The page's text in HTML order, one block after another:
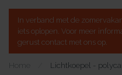
In verband met de
iets oplopen. Voor meer
gerust contact met ons op.
Home Lichtkoepel -